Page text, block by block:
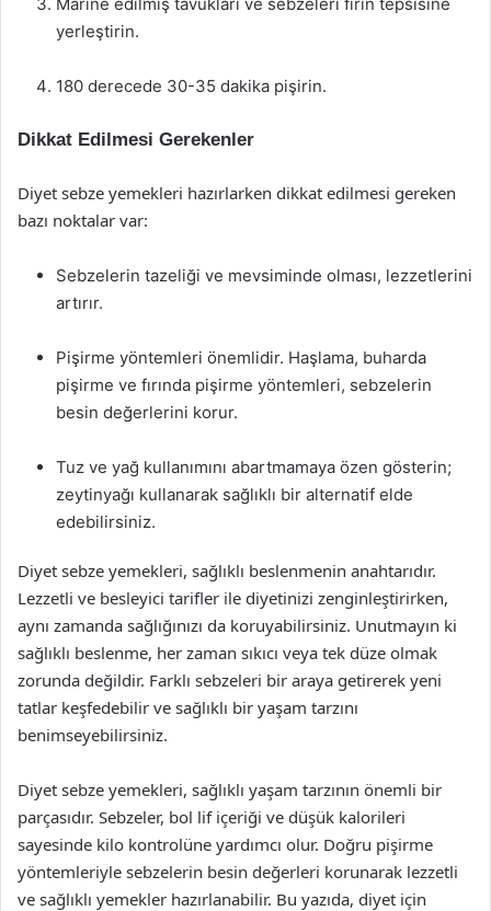
yerleştirin.
180 derecede 30-35 dakika pişirin.
Dikkat Edilmesi Gerekenler
Diyet sebze yemekleri hazırlarken dikkat edilmesi gereken
bazı noktalar var:
Sebzelerin tazeliği ve mevsiminde olması, lezzetlerini
artırır.
Pişirme yöntemleri önemlidir. Haşlama, buharda
pişirme ve fırında pişirme yöntemleri, sebzelerin
besin değerlerini korur.
Tuz ve yağ kullanımını abartmamaya özen gösterin;
zeytinyağı kullanarak sağlıklı bir alternatif elde
edebilirsiniz.
Diyet sebze yemekleri, sağlıklı beslenmenin anahtarıdır.
Lezzetli ve besleyici tarifler ile diyetinizi zenginleştirirken,
aynı zamanda sağlığınızı da koruyabilirsiniz. Unutmayın ki
sağlıklı beslenme, her zaman sıkıcı veya tek düze olmak
zorunda değildir. Farklı sebzeleri bir araya getirerek yeni
tatlar keşfedebilir ve sağlıklı bir yaşam tarzını
benimseyebilirsiniz.
Diyet sebze yemekleri, sağlıklı yaşam tarzının önemli bir
parçasıdır. Sebzeler, bol lif içeriği ve düşük kalorileri
sayesinde kilo kontrolüne yardımcı olur. Doğru pişirme
yöntemleriyle sebzelerin besin değerleri korunarak lezzetli
ve sağlıklı yemekler hazırlanabilir. Bu yazıda, diyet için